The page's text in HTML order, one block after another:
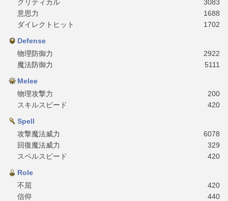
クリティカル
3083
意思力
1688
ダイレクトヒット
1702
Defense
物理防御力
2922
魔法防御力
5111
Melee
物理攻撃力
200
スキルスピード
420
Spell
攻撃魔法威力
6078
回復魔法威力
329
スペルスピード
420
Role
不屈
420
信仰
440